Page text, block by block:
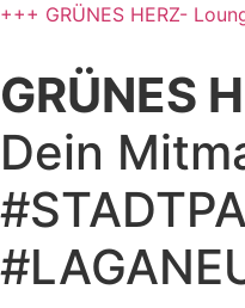
Zum
springen
+++ GRÜNES HERZ-
GRÜNES
Dein